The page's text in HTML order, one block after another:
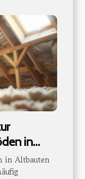
in
in Altbauten